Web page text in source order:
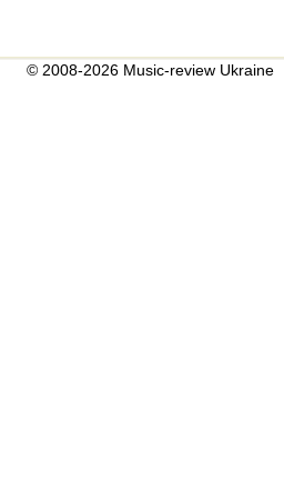
© 2008-2026 Music-review Ukraine